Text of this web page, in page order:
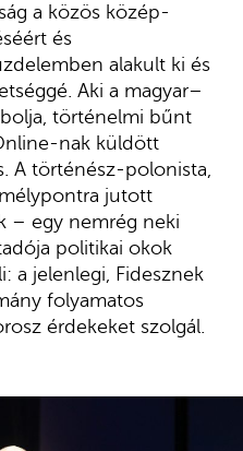
a közös közép-
és
alakult ki és
Aki a magyar–
történelmi bűnt
nak küldött
A történész-polonista,
jutott
– egy nemrég neki
politikai okok
a jelenlegi, Fidesznek
folyamatos
érdekeket szolgál.